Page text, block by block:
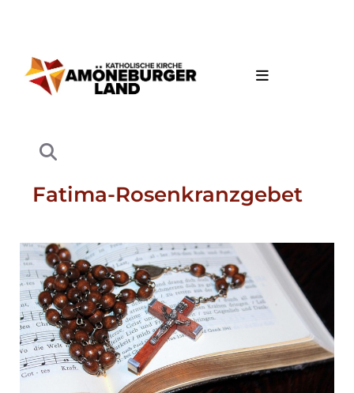
Fatima-Rosenkranzgebet